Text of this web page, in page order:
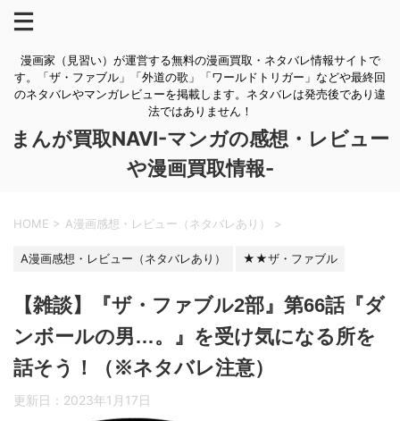
漫画家（見習い）が運営する無料の漫画買取・ネタバレ情報サイトで
す。「ザ・ファブル」「外道の歌」「ワールドトリガー」などや最終回
のネタバレやマンガレビューを掲載します。ネタバレは発売後であり違
法ではありません！
まんが買取NAVI-マンガの感想・レビュー
や漫画買取情報-
HOME > A漫画感想・レビュー（ネタバレあり） >
A漫画感想・レビュー（ネタバレあり） ★★ザ・ファブル
【雑談】『ザ・ファブル2部』第66話『ダ
ンボールの男…。』を受け気になる所を
話そう！（※ネタバレ注意）
更新日： 2023年1月17日